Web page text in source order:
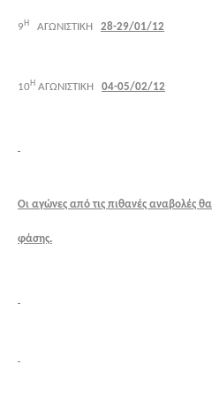
9 Η ΑΓΩΝΙΣΤΙΚΗ 28-29/01/12
10Η ΑΓΩΝΙΣΤΙΚΗ 04-05/02/12
Οι αγώνες από τις πιθανές αναβολές
φάσης.